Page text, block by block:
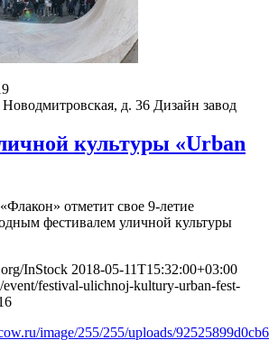
д. 36 Дизайн завод
культуры «Urban
отметит свое 9-летие
фестивалем уличной культуры
InStock 2018-05-11T15:32:00+03:00
event/festival-ulichnoj-kultury-urban-fest-
image/255/255/uploads/